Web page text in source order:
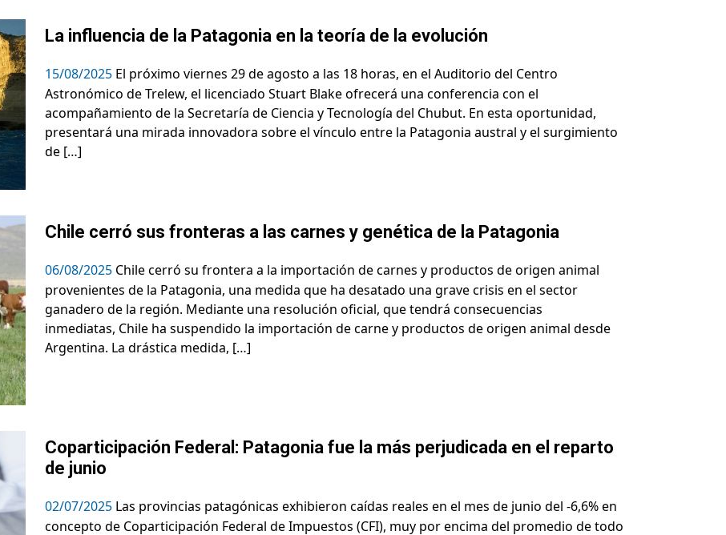
La influencia de la Patagonia en la teoría de la evolución
15/08/2025 El próximo viernes 29 de agosto a las 18 horas, en el Auditorio del Centro
Astronómico de Trelew, el licenciado Stuart Blake ofrecerá una conferencia con el
acompañamiento de la Secretaría de Ciencia y Tecnología del Chubut. En esta oportunidad,
presentará una mirada innovadora sobre el vínculo entre la Patagonia austral y el surgimiento
de […]
Chile cerró sus fronteras a las carnes y genética de la Patagonia
06/08/2025 Chile cerró su frontera a la importación de carnes y productos de origen animal
provenientes de la Patagonia, una medida que ha desatado una grave crisis en el sector
ganadero de la región. Mediante una resolución oficial, que tendrá consecuencias
inmediatas, Chile ha suspendido la importación de carne y productos de origen animal desde
Argentina. La drástica medida, […]
Coparticipación Federal: Patagonia fue la más perjudicada en el reparto
de junio
02/07/2025 Las provincias patagónicas exhibieron caídas reales en el mes de junio del -6,6% en
concepto de Coparticipación Federal de Impuestos (CFI), muy por encima del promedio de todo